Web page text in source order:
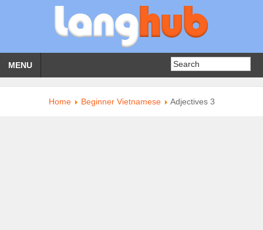
MENU
Home Beginner Vietnamese Adjectives 3